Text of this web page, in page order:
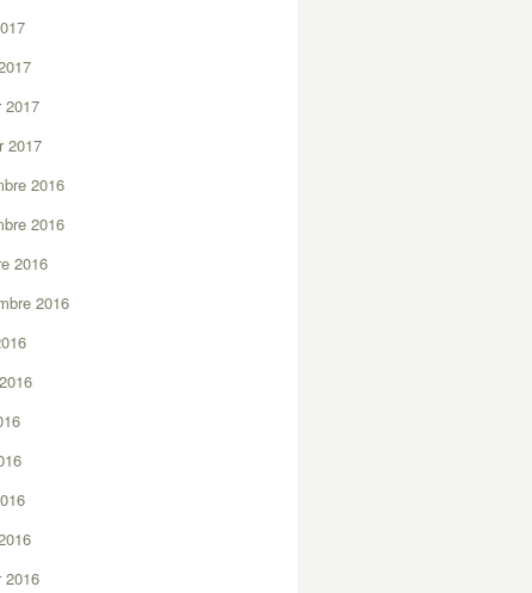
2017
2017
2016
2016
2016
2016
2016